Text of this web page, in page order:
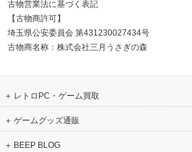
古物営業法に基づく表記
【古物商許可】
埼玉県公安委員会 第431230027434号
古物商名称：株式会社三月うさぎの森
レトロPC・ゲーム買取
ゲームグッズ通販
BEEP BLOG